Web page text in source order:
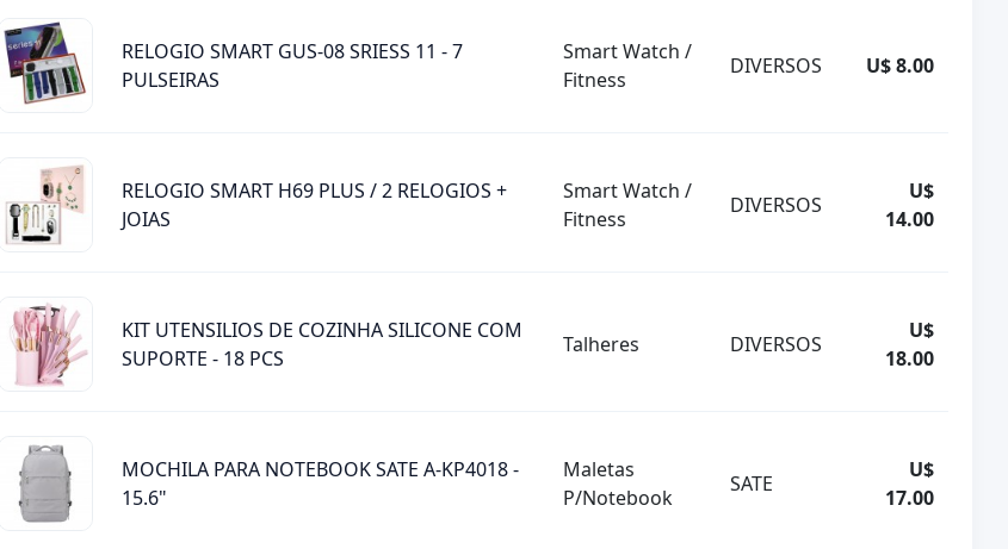
RELOGIO SMART GUS-08 SRIESS 11 - 7
PULSEIRAS
Smart Watch /
Fitness
DIVERSOS U$ 8.00
RELOGIO SMART H69 PLUS / 2 RELOGIOS +
JOIAS
Smart Watch /
Fitness
DIVERSOS
U$
14.00
KIT UTENSILIOS DE COZINHA SILICONE COM
SUPORTE - 18 PCS
Talheres DIVERSOS
U$
18.00
MOCHILA PARA NOTEBOOK SATE A-KP4018 -
15.6"
Maletas
P/Notebook
SATE
U$
17.00